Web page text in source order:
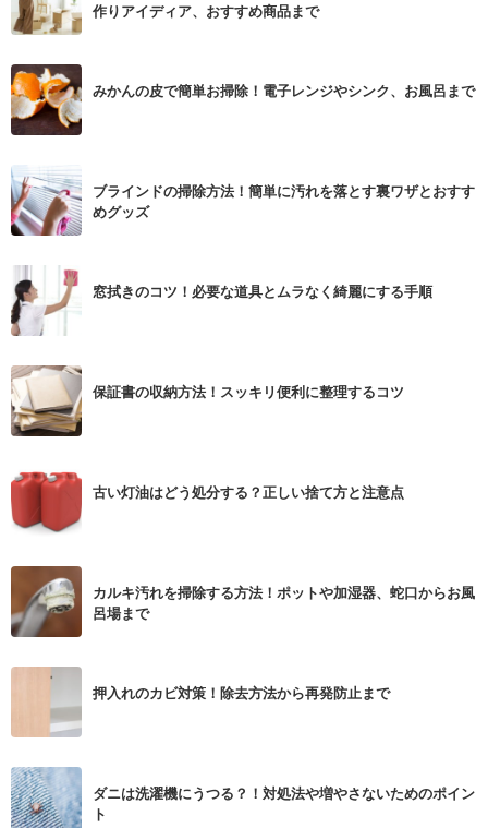
作りアイディア、おすすめ商品まで
みかんの皮で簡単お掃除！電子レンジやシンク、お風呂まで
ブラインドの掃除方法！簡単に汚れを落とす裏ワザとおすす
めグッズ
窓拭きのコツ！必要な道具とムラなく綺麗にする手順
保証書の収納方法！スッキリ便利に整理するコツ
古い灯油はどう処分する？正しい捨て方と注意点
カルキ汚れを掃除する方法！ポットや加湿器、蛇口からお風
呂場まで
押入れのカビ対策！除去方法から再発防止まで
ダニは洗濯機にうつる？！対処法や増やさないためのポイン
ト